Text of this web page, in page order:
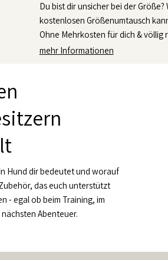
Du bist dir unsicher bei der
kostenlosen Größenumtausch
Ohne Mehrkosten für dich & völlig
mehr Informationen
Hund dir bedeutet und worauf
das euch unterstützt
- egal ob beim Training, im
Abenteuer.